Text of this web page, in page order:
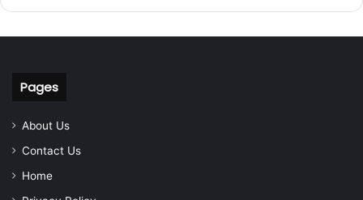
Pages
About Us
Contact Us
Home